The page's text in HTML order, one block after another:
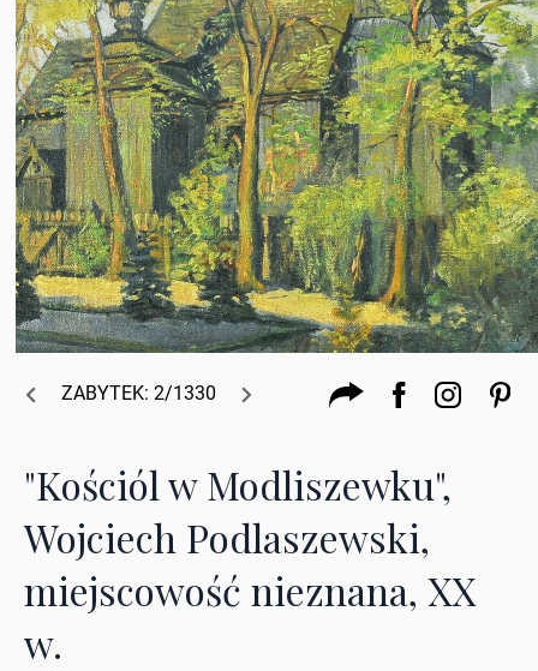
ZABYTEK: 2/1330
"Kościól w Modliszewku",
Wojciech Podlaszewski,
miejscowość nieznana, XX
w.